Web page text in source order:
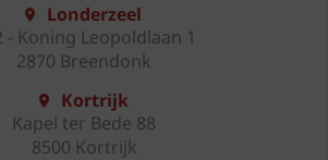
Londerzeel
- Koning Leopoldlaan 1
2870 Breendonk
Kortrijk
Kapel ter Bede 88
8500 Kortrijk